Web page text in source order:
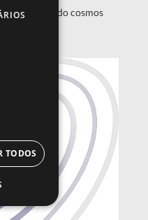
fascinantes do cosmos
TODOS